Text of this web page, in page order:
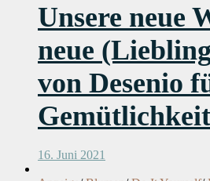
Unsere neue
neue
von Desenio
Gemütlichkeit
16. Juni 2021